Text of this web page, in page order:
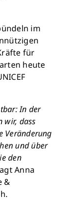
im
für
heute
In der
wir, dass
Veränderung
und über
den
Anna
&